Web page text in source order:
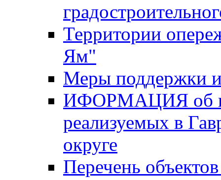
Территории
Ям"
Меры поддержки
ИФОРМАЦИЯ об
реализуемых в
округе
Перечень